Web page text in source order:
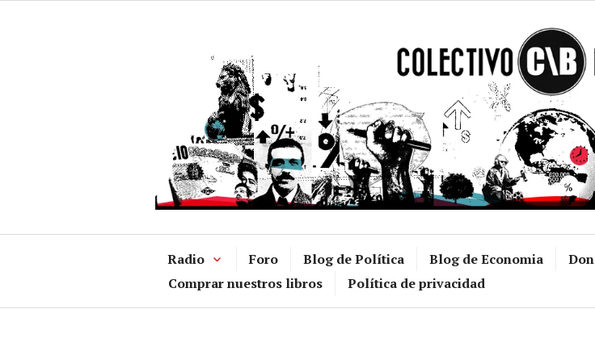
Radio Foro Blog de Política Blog de Economia
Comprar nuestros libros
Política de privacidad